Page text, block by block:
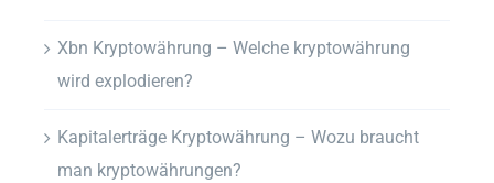
Xbn Kryptowährung – Welche kryptowährung
wird explodieren?
Kapitalerträge Kryptowährung – Wozu braucht
man kryptowährungen?